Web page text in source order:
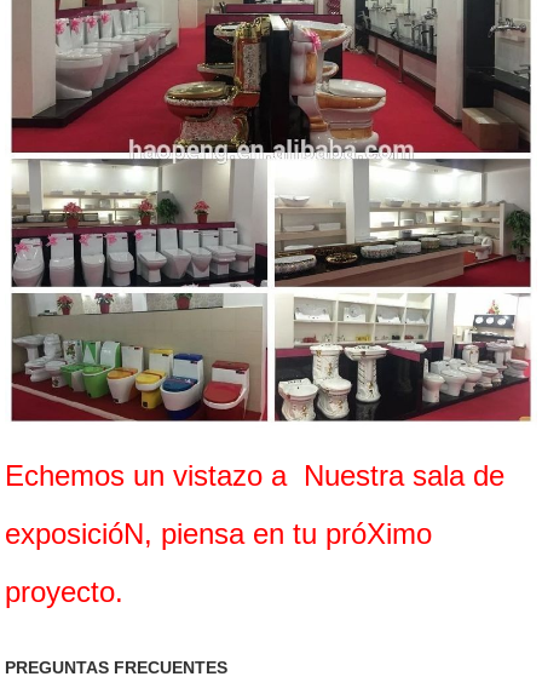
Echemos un vistazo a Nuestra sala de
exposicióN, piensa en tu próXimo
proyecto.
PREGUNTAS FRECUENTES